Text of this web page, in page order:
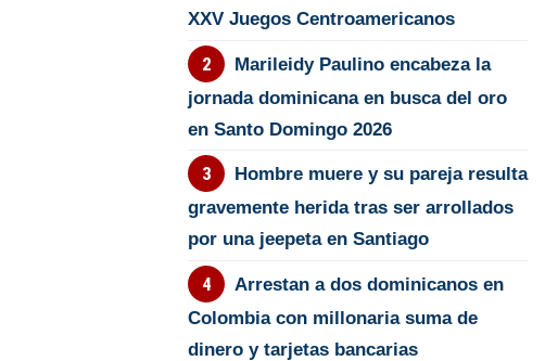
XXV Juegos Centroamericanos
Marileidy Paulino encabeza la
jornada dominicana en busca del oro
en Santo Domingo 2026
Hombre muere y su pareja resulta
gravemente herida tras ser arrollados
por una jeepeta en Santiago
Arrestan a dos dominicanos en
Colombia con millonaria suma de
dinero y tarjetas bancarias